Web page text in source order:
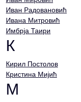
Иван Радовановић
Ивана Митровић
Имбрја Таири
К
Кирил Постолов
Кристина Мијић
М